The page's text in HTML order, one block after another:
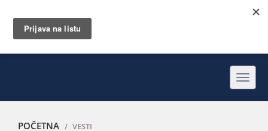
POČETNA VESTI